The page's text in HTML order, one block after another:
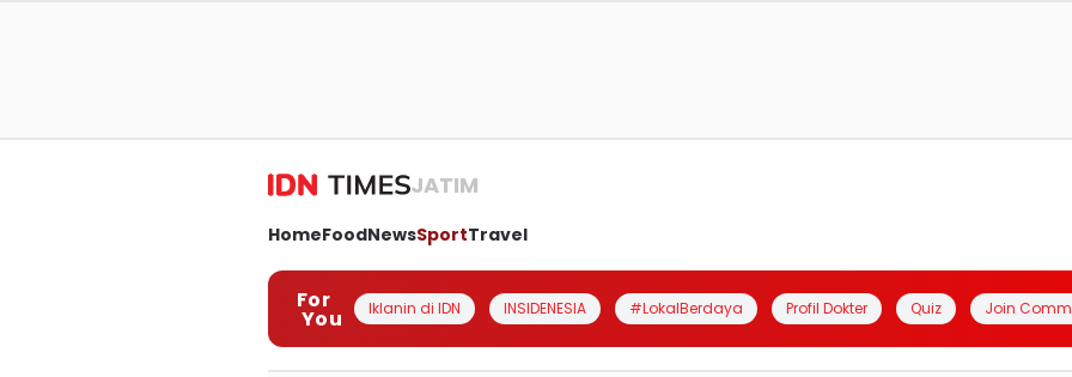
JATIM
HomeFoodNewsSportTravel
For
You Iklanin di IDN INSIDENESIA #LokalBerdaya Profil Dokter Quiz Join